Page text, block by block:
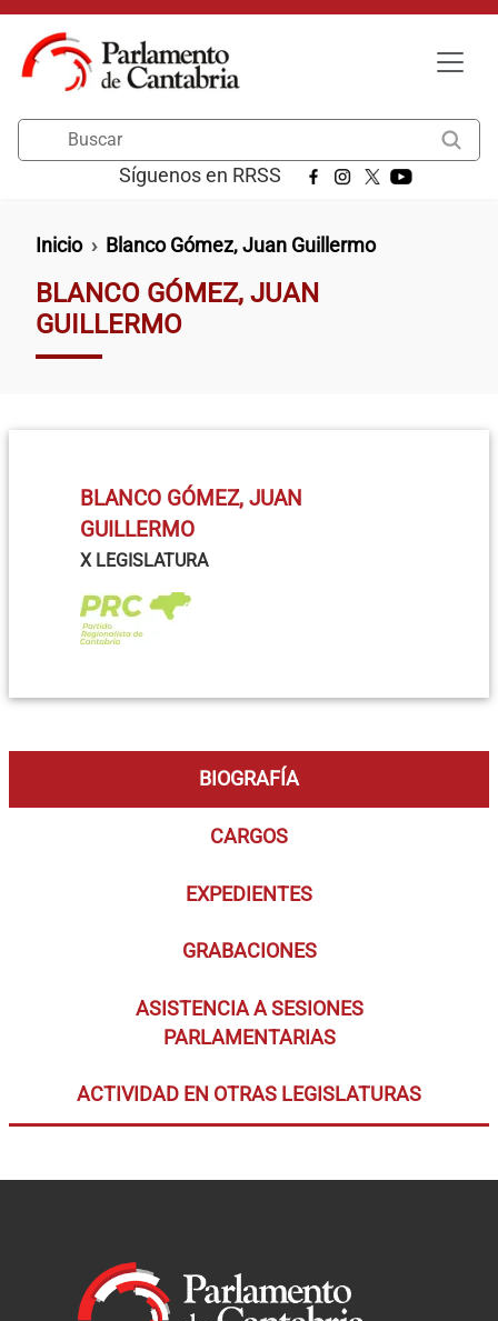
Pasar al contenido principal
Síguenos en RRSS
Ruta de navegación
Inicio Blanco Gómez, Juan Guillermo
BLANCO GÓMEZ, JUAN
GUILLERMO
BLANCO GÓMEZ, JUAN
GUILLERMO
X LEGISLATURA
BIOGRAFÍA
CARGOS
EXPEDIENTES
GRABACIONES
ASISTENCIA A SESIONES
PARLAMENTARIAS
ACTIVIDAD EN OTRAS LEGISLATURAS